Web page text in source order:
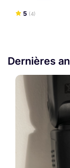
5 (4)
Dernières